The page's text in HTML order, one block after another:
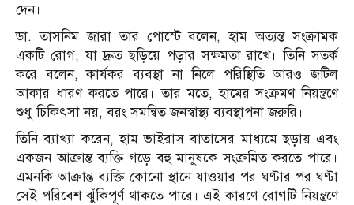
দেন।
ডা. তাসনিম জারা তার পোস্টে বলেন, হাম অত্যন্ত সংক্রামক
একটি রোগ, যা দ্রুত ছড়িয়ে পড়ার সক্ষমতা রাখে। তিনি সতর্ক
করে বলেন, কার্যকর ব্যবস্থা না নিলে পরিস্থিতি আরও জটিল
আকার ধারণ করতে পারে। তার মতে, হামের সংক্রমণ নিয়ন্ত্রণে
শুধু চিকিৎসা নয়, বরং সমন্বিত জনস্বাস্থ্য ব্যবস্থাপনা জরুরি।
তিনি ব্যাখ্যা করেন, হাম ভাইরাস বাতাসের মাধ্যমে ছড়ায় এবং
একজন আক্রান্ত ব্যক্তি গড়ে বহু মানুষকে সংক্রমিত করতে পারে।
এমনকি আক্রান্ত ব্যক্তি কোনো স্থানে যাওয়ার পর ঘণ্টার পর ঘণ্টা
সেই পরিবেশ ঝুঁকিপূর্ণ থাকতে পারে। এই কারণে রোগটি নিয়ন্ত্রণে